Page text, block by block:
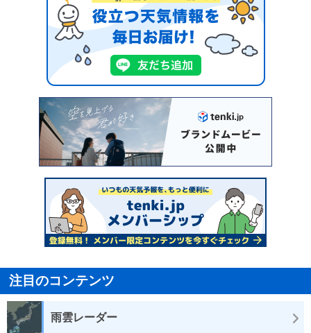
注目のコンテンツ
雨雲レーダー